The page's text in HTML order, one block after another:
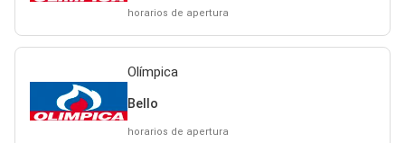
horarios de apertura
Olímpica
Bello
horarios de apertura